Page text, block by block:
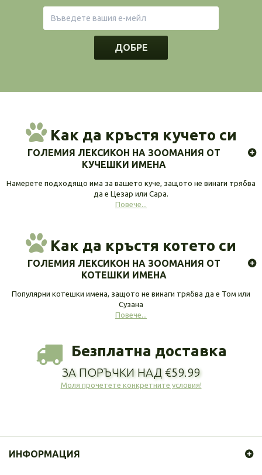
ДОБРЕ
Как да кръстя кучето си
ГОЛЕМИЯ ЛЕКСИКОН НА ЗООМАНИЯ ОТ
КУЧЕШКИ ИМЕНА
Намерете подходящо има за вашето куче, защото не винаги трябва
да е Цезар или Сара.
Повече...
Как да кръстя котето си
ГОЛЕМИЯ ЛЕКСИКОН НА ЗООМАНИЯ ОТ
КОТЕШКИ ИМЕНА
Популярни котешки имена, защото не винаги трябва да е Том или
Сузана
Повече...
Безплатна доставка
ЗА ПОРЪЧКИ НАД €59.99
Моля прочетете конкретните условия!
ИНФОРМАЦИЯ